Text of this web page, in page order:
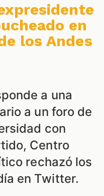
en
los Andes
a una
a un foro de
con
Centro
rechazó los
en Twitter.